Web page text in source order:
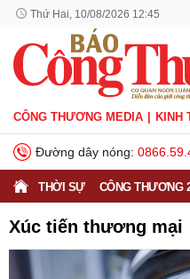
Thứ Hai, 10/08/2026 12:46
CÔNG THƯƠNG MEDIA KINH
Đường dây nóng:
THỜI SỰ CÔNG THƯƠNG
Xúc tiến thương mại